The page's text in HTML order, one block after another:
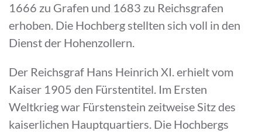
1666 zu Grafen und 1683 zu Reichsgrafen
erhoben. Die Hochberg stellten sich voll in den
Dienst der Hohenzollern.
Der Reichsgraf Hans Heinrich XI. erhielt vom
Kaiser 1905 den Fürstentitel. Im Ersten
Weltkrieg war Fürstenstein zeitweise Sitz des
kaiserlichen Hauptquartiers. Die Hochbergs